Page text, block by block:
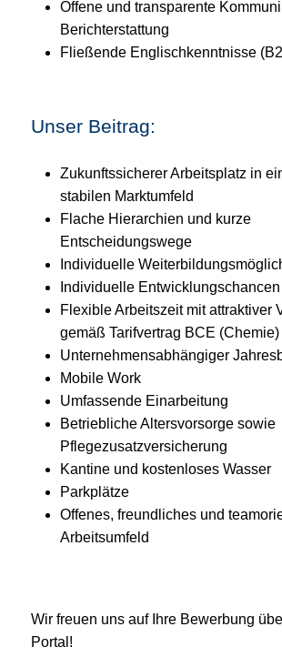
Offene und transparente
Berichterstattung
Fließende Englischkenntnisse
Unser Beitrag:
Zukunftssicherer Arbeitsplatz in
stabilen Marktumfeld
Flache Hierarchien und kurze
Entscheidungswege
Individuelle
Individuelle Entwicklungschancen
Flexible Arbeitszeit mit attraktiver
gemäß Tarifvertrag BCE (Chemie)
Unternehmensabhängiger
Mobile Work
Umfassende Einarbeitung
Betriebliche Altersvorsorge sowie
Pflegezusatzversicherung
Kantine und kostenloses Wasser
Parkplätze
Offenes, freundliches und
Arbeitsumfeld
Wir freuen uns auf Ihre Bewerbung
Portal!